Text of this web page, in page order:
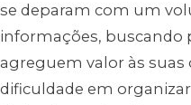
se deparam com um
informações, buscando
agreguem valor às suas
dificuldade em